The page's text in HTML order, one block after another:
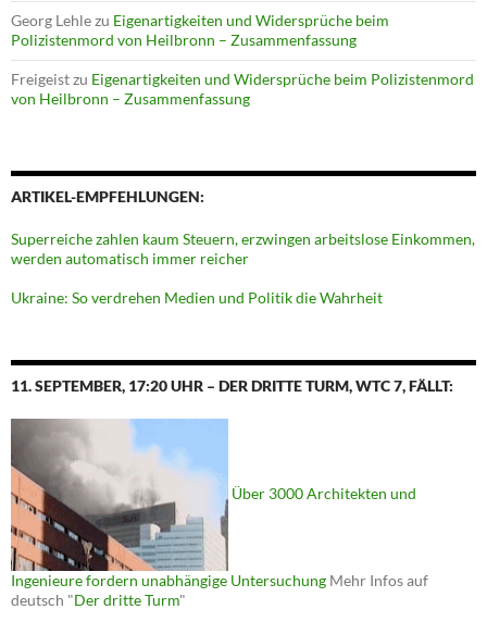
Georg Lehlezu Eigenartigkeiten und Widersprüche beim
Polizistenmord von Heilbronn – Zusammenfassung
Freigeistzu Eigenartigkeiten und Widersprüche beim Polizistenmord
von Heilbronn – Zusammenfassung
ARTIKEL-EMPFEHLUNGEN:
Superreiche zahlen kaum Steuern, erzwingen arbeitslose Einkommen,
werden automatisch immer reicher
Ukraine: So verdrehen Medien und Politik die Wahrheit
11. SEPTEMBER, 17:20 UHR – DER DRITTE TURM, WTC 7, FÄLLT:
Über 3000 Architekten und
Ingenieure fordern unabhängige Untersuchung Mehr Infos auf
deutsch "Der dritte Turm"